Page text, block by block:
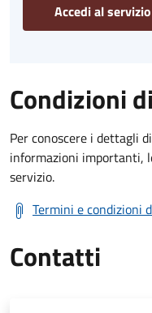
Accedi al servizio
Condizioni
Per conoscere i dettagli
informazioni importanti,
servizio.
Termini e condizioni
Contatti